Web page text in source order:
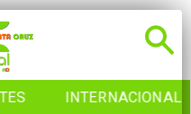
INTERNACIONAL